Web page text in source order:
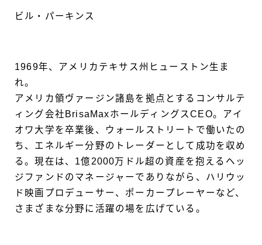
ビル・パーキンス
1969年、アメリカテキサス州ヒューストン生ま
れ。
アメリカ領ヴァージン諸島を拠点とするコンサルテ
ィング会社BrisaMaxホールディングスCEO。アイ
オワ大学を卒業後、ウォールストリートで働いたの
ち、エネルギー分野のトレーダーとして成功を収め
る。現在は、1億2000万ドル超の資産を抱えるヘッ
ジファンドのマネージャーでありながら、ハリウッ
ド映画プロデューサー、ポーカープレーヤーなど、
さまざまな分野に活躍の場を広げている。